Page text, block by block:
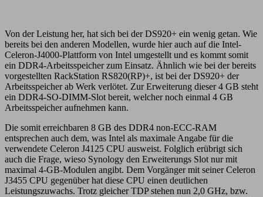
Von der Leistung her, hat sich bei der DS920+ ein wenig getan. Wie
bereits bei den anderen Modellen, wurde hier auch auf die Intel-
Celeron-J4000-Plattform von Intel umgestellt und es kommt somit
ein DDR4-Arbeitsspeicher zum Einsatz. Ähnlich wie bei der bereits
vorgestellten RackStation RS820(RP)+, ist bei der DS920+ der
Arbeitsspeicher ab Werk verlötet. Zur Erweiterung dieser 4 GB steht
ein DDR4-SO-DIMM-Slot bereit, welcher noch einmal 4 GB
Arbeitsspeicher aufnehmen kann.
Die somit erreichbaren 8 GB des DDR4 non-ECC-RAM
entsprechen auch dem, was Intel als maximale Angabe für die
verwendete Celeron J4125 CPU ausweist. Folglich erübrigt sich
auch die Frage, wieso Synology den Erweiterungs Slot nur mit
maximal 4-GB-Modulen angibt. Dem Vorgänger mit seiner Celeron
J3455 CPU gegenüber hat diese CPU einen deutlichen
Leistungszuwachs. Trotz gleicher TDP stehen nun 2,0 GHz, bzw.